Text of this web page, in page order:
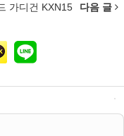
가디건 KXN15 다음 글